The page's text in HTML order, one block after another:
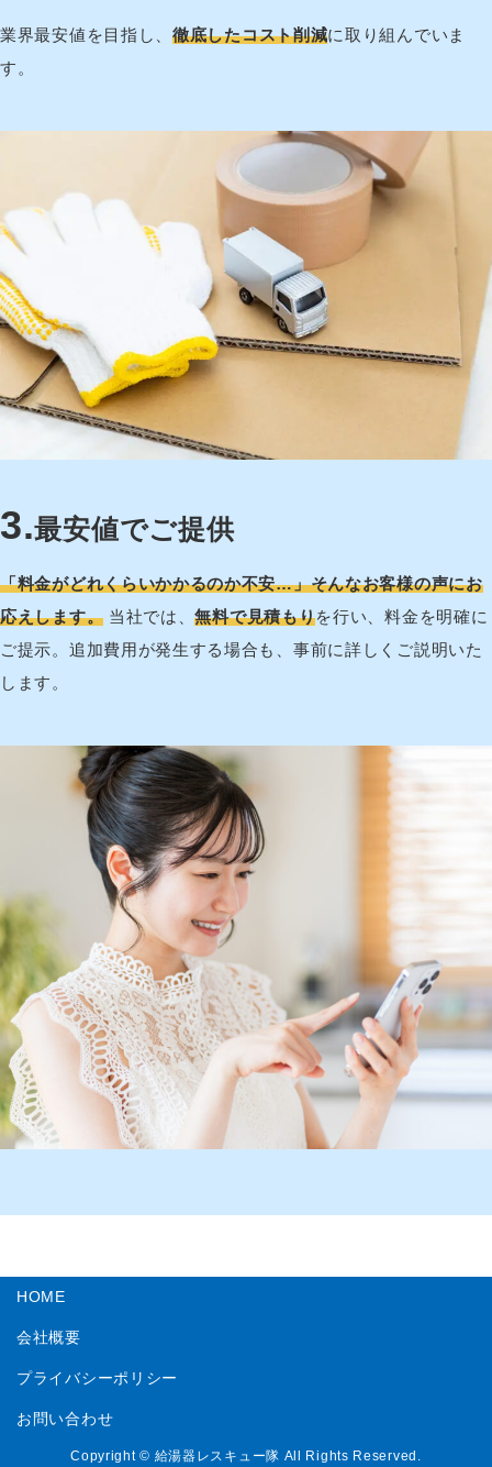
業界最安値を目指し、 徹底したコスト削減に取り組んでいま
す。
3.最安値でご提供
「料金がどれくらいかかるのか不安…」そんなお客様の声にお
応えします。 当社では、無料で見積もりを行い、料金を明確に
ご提示。追加費用が発生する場合も、事前に詳しくご説明いた
します。
HOME
会社概要
プライバシーポリシー
お問い合わせ
Copyright © 給湯器レスキュー隊 All Rights Reserved.